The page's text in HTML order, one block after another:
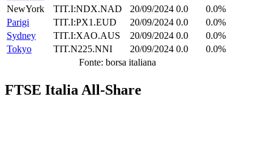
NewYork
TIT.I:NDX.NAD 20/09/2024 0.0
0.0%
Parigi
TIT.I:PX1.EUD 20/09/2024 0.0
0.0%
Sydney
TIT.I:XAO.AUS 20/09/2024 0.0
0.0%
Tokyo
TIT.N225.NNI 20/09/2024 0.0
0.0%
Fonte: borsa italiana
FTSE Italia All-Share